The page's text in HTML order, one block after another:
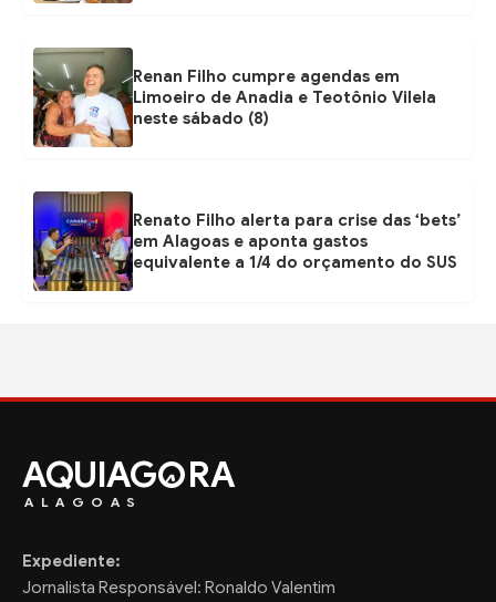
Renan Filho cumpre agendas em
Limoeiro de Anadia e Teotônio Vilela
neste sábado (8)
Renato Filho alerta para crise das ‘bets’
em Alagoas e aponta gastos
equivalente a 1/4 do orçamento do SUS
AQUIAG RA
ALAGOAS
Expediente:
Jornalista Responsável: Ronaldo Valentim